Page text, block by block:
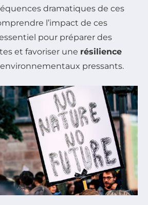
dramatiques de ces
l’impact de ces
pour préparer des
et favoriser une résilience
pressants.